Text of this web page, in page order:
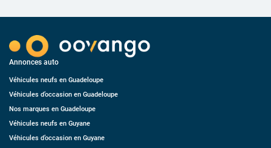
Annonces auto
Véhicules neufs en Guadeloupe
Véhicules d’occasion en Guadeloupe
Nos marques en Guadeloupe
Véhicules neufs en Guyane
Véhicules d’occasion en Guyane